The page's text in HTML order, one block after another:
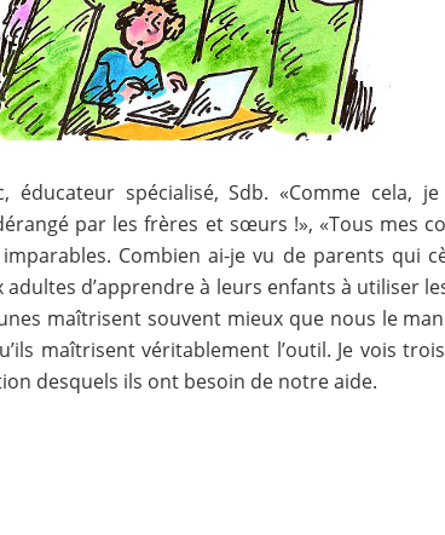
éducateur spécialisé, Sdb. «Comme cela,
par les frères et sœurs !», «Tous mes
imparables. Combien ai-je vu de parents qui
d’apprendre à leurs enfants à utiliser
maîtrisent souvent mieux que nous le
maîtrisent véritablement l’outil. Je vois
desquels ils ont besoin de notre aide.